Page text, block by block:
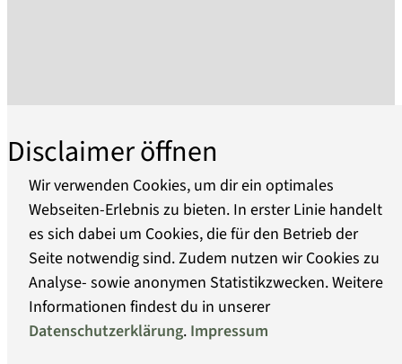
Wegemuseum die Bibliothek, die
Tourismusinformation und die Galerie Alter
Laden, in der Ausstellungen und
Veranstaltungen stattfinden. Der idyllische,
historische Innenhof des Herbst’schen Hauses
Über uns
Barrierefreiheit
Datenschutz
Disclaimer öffnen
Wir verwenden Cookies, um dir ein optimales
Webseiten-Erlebnis zu bieten. In erster Linie handelt
es sich dabei um Cookies, die für den Betrieb der
Seite notwendig sind. Zudem nutzen wir Cookies zu
Analyse- sowie anonymen Statistikzwecken. Weitere
Informationen findest du in unserer
Datenschutzerklärung. Impressum